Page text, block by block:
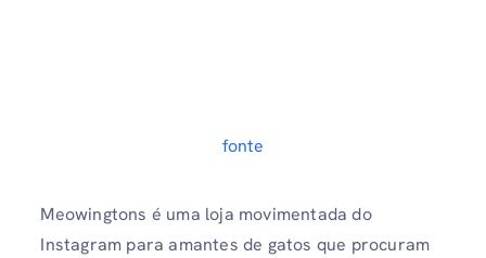
fonte
Meowingtons é uma loja movimentada do
Instagram para amantes de gatos que procuram